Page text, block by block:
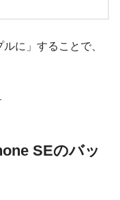
に」することで、
SEのバッ